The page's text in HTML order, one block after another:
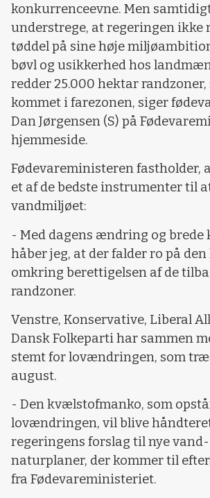
konkurrenceevne. Men
understrege, at regeringen ikke
tøddel på sine høje
bøvl og usikkerhed hos
redder 25.000 hektar randzoner,
kommet i farezonen, siger
Dan Jørgensen (S) på
hjemmeside.
Fødevareministeren fastholder,
et af de bedste instrumenter til
vandmiljøet:
- Med dagens ændring og brede
håber jeg, at der falder ro på
omkring berettigelsen af de
randzoner.
Venstre, Konservative, Liberal
Dansk Folkeparti har sammen
stemt for lovændringen, som
august.
- Den kvælstofmanko, som
lovændringen, vil blive
regeringens forslag til nye
naturplaner, der kommer til
fra Fødevareministeriet.